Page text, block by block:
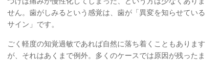
せん。歯がしみるという感覚は、歯が「異変を知らせている
サイン」です。
ごく軽度の知覚過敏であれば自然に落ち着くこともあります
が、それはあくまで例外。多くのケースでは原因が残ったま